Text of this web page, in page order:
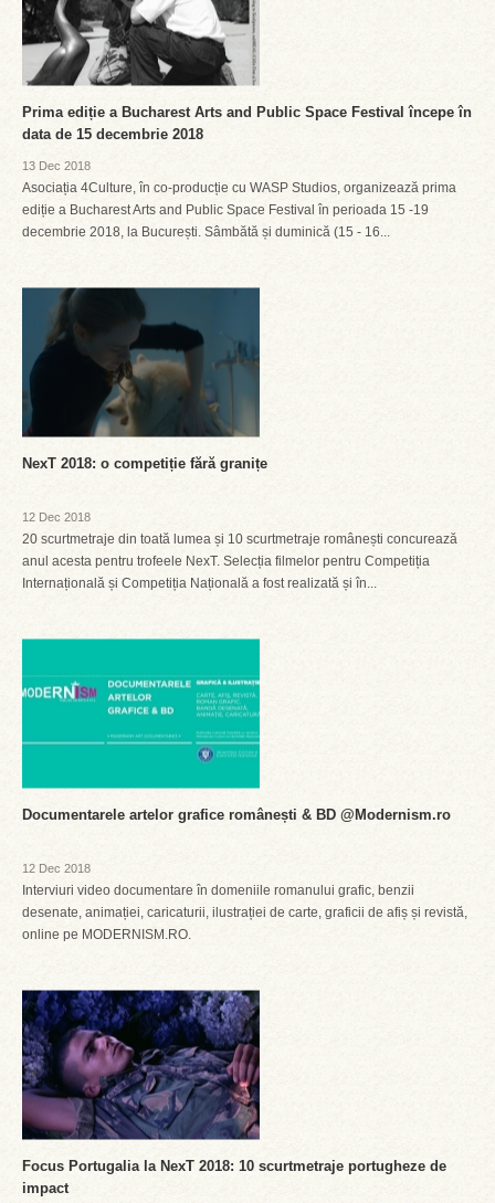
Prima ediție a Bucharest Arts and Public Space Festival începe în
data de 15 decembrie 2018
13 Dec 2018
Asociația 4Culture, în co-producție cu WASP Studios, organizează prima
ediție a Bucharest Arts and Public Space Festival în perioada 15 -19
decembrie 2018, la București. Sâmbătă și duminică (15 - 16...
NexT 2018: o competiție fără granițe
12 Dec 2018
20 scurtmetraje din toată lumea și 10 scurtmetraje românești concurează
anul acesta pentru trofeele NexT. Selecția filmelor pentru Competiția
Internațională și Competiția Națională a fost realizată și în...
Documentarele artelor grafice românești & BD @Modernism.ro
12 Dec 2018
Interviuri video documentare în domeniile romanului grafic, benzii
desenate, animației, caricaturii, ilustrației de carte, graficii de afiș și revistă,
online pe MODERNISM.RO.
Focus Portugalia la NexT 2018: 10 scurtmetraje portugheze de
impact